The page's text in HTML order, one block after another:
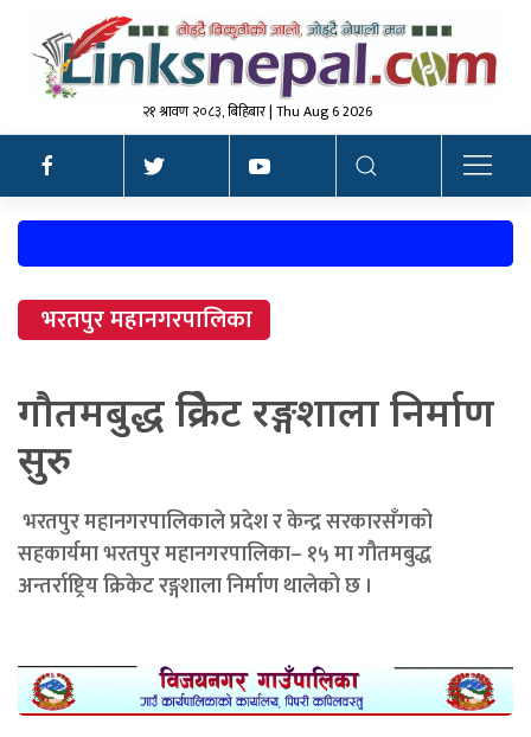
२१ श्रावण २०८३, बिहिबार | Thu Aug 6 2026
भरतपुर महानगरपालिका
गौतमबुद्ध क्रिकेट रङ्गशाला निर्माण
सुरु
भरतपुर महानगरपालिकाले प्रदेश र केन्द्र सरकारसँगको
सहकार्यमा भरतपुर महानगरपालिका– १५ मा गौतमबुद्ध
अन्तर्राष्ट्रिय क्रिकेट रङ्गशाला निर्माण थालेको छ ।